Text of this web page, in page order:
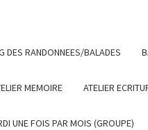
DES RANDONNEES/BALADES
MEMOIRE ATELIER
UNE FOIS PAR MOIS (GROUPE)